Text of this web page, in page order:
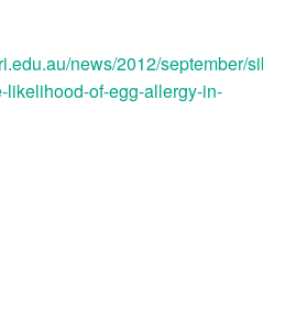
news/2012/september/
likelihood-of-egg-allergy-in-